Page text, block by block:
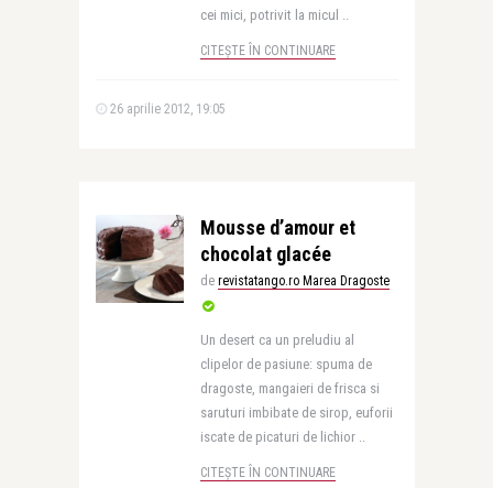
cei mici, potrivit la micul ..
CITEȘTE ÎN CONTINUARE
26 aprilie 2012, 19:05
Mousse d’amour et
chocolat glacée
de revistatango.ro Marea Dragoste
Un desert ca un preludiu al
clipelor de pasiune: spuma de
dragoste, mangaieri de frisca si
saruturi imbibate de sirop, euforii
iscate de picaturi de lichior ..
CITEȘTE ÎN CONTINUARE